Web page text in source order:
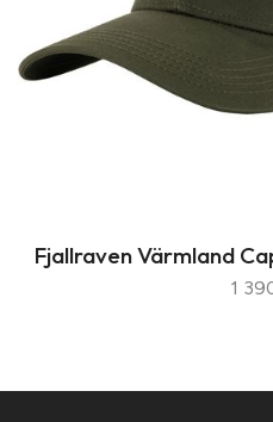
Fjallraven Värmland
1